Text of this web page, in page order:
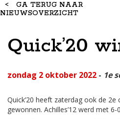
< GA TERUG NAAR
NIEUWSOVERZICHT
Quick’20
zondag 2 oktober 2022 - 1e
Quick’20 heeft zaterdag ook de
gewonnen. Achilles’12 werd met 6-